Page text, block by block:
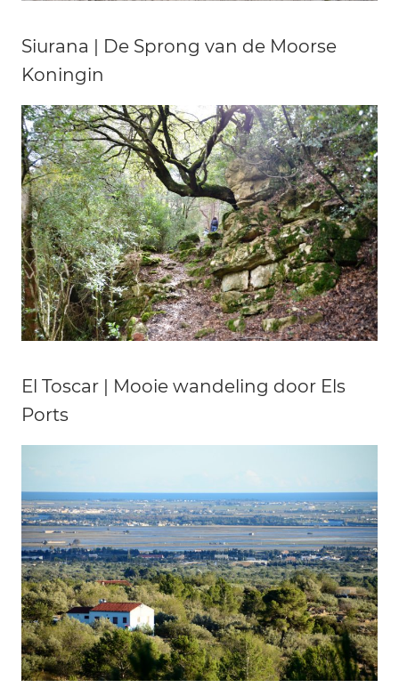
Siurana | De Sprong van de Moorse
Koningin
El Toscar | Mooie wandeling door Els
Ports